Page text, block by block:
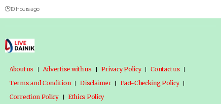
10 hours ago
About us Advertise with us Privacy Policy
Contact us
Terms and Condition
Disclaimer
Fact-Checking Policy
Correction Policy
Ethics Policy